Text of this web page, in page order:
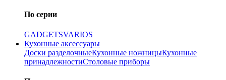
По серии
GADGETSVARIOS
Кухонные аксессуары
Доски разделочныеКухонные ножницыКухонные
принадлежностиСтоловые приборы